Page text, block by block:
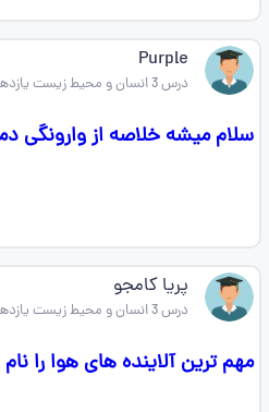
Purple
درس 3 انسان و محیط زیست یازدهم
سلام میشه خلاصه از وارونگی
پریا کامجو
درس 3 انسان و محیط زیست یازدهم
مهم ترین آلاینده های هوا را نام